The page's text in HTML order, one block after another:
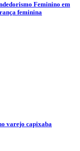
Feminino em
feminina
varejo capixaba